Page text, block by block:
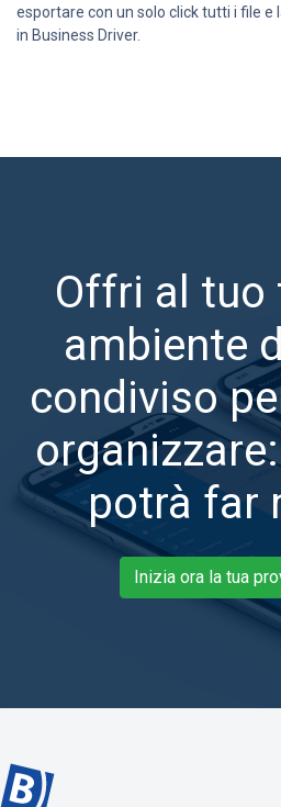
esportare con un solo click tutti i file
in Business Driver.
Offri al tuo
ambiente
condiviso
potrà far
Inizia ora la tua